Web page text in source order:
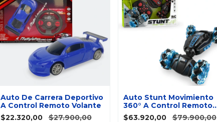
Auto De Carrera Deportivo
A Control Remoto Volante
$22.320,00
$27.900,00
Auto Stunt Movimiento
360° A Control Remoto
Con Luz
$63.920,00
$79.900,00